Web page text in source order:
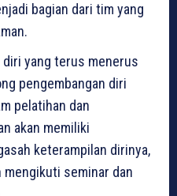
bagian dari tim yang
diri yang terus menerus
pengembangan diri
pelatihan dan
akan memiliki
keterampilan dirinya,
seminar dan